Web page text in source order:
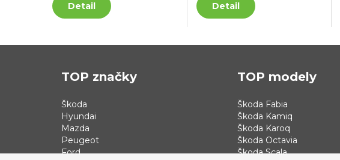
Detail Detail
TOP značky
Škoda
Hyundai
Mazda
Peugeot
Ford
TOP modely
Škoda Fabia
Škoda Kamiq
Škoda Karoq
Škoda Octavia
Škoda Scala